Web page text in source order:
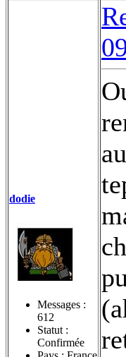
dodie
Messages :
612
Statut :
Confirmée